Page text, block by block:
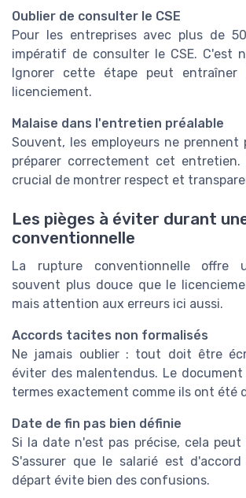
Oublier de consulter le CSE
Pour les entreprises avec plus de
impératif de consulter le CSE. C'est
Ignorer cette étape peut entraîner
licenciement.
Malaise dans l'entretien préalable
Souvent, les employeurs ne prennent
préparer correctement cet
crucial de montrer respect et
Les pièges à éviter durant
conventionnelle
La rupture conventionnelle offre
souvent plus douce que le
mais attention aux erreurs ici aussi.
Accords tacites non formalisés
Ne jamais oublier : tout doit être
éviter des malentendus. Le
termes exactement comme ils ont été
Date de fin pas bien définie
Si la date n'est pas précise, cela peut
S'assurer que le salarié est
départ évite bien des confusions.